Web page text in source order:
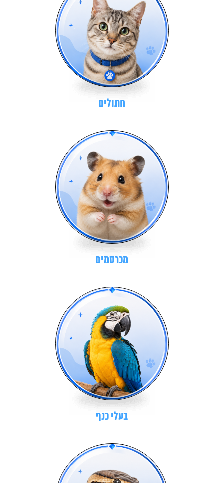
חתולים
מכרסמים
בעלי כנף